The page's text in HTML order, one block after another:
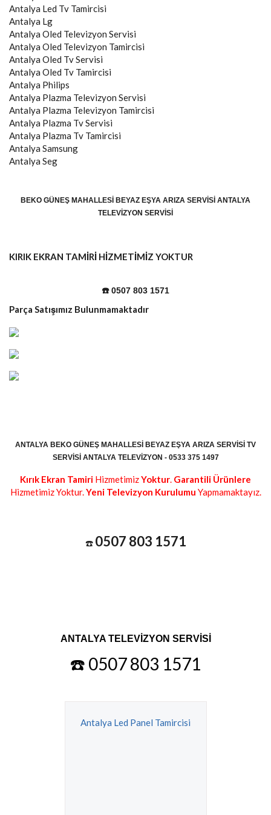
Antalya Led Tv Tamircisi
Antalya Lg
Antalya Oled Televizyon Servisi
Antalya Oled Televizyon Tamircisi
Antalya Oled Tv Servisi
Antalya Oled Tv Tamircisi
Antalya Philips
Antalya Plazma Televizyon Servisi
Antalya Plazma Televizyon Tamircisi
Antalya Plazma Tv Servisi
Antalya Plazma Tv Tamircisi
Antalya Samsung
Antalya Seg
BEKO GÜNEŞ MAHALLESI BEYAZ EŞYA ARIZA SERVISI ANTALYA
TELEVIZYON SERVISI
KIRIK EKRAN TAMİRİ HİZMETİMİZ YOKTUR
☎️ 0507 803 1571
Parça Satışımız Bulunmamaktadır
ANTALYA BEKO GÜNEŞ MAHALLESI BEYAZ EŞYA ARIZA SERVISI TV
SERVISI ANTALYA TELEVIZYON - 0533 375 1497
Kırık Ekran Tamiri HizmetimizYoktur. Garantili Ürünlere
Hizmetimiz Yoktur.Yeni Televizyon Kurulumu Yapmamaktayız.
☎️ 0507 803 1571
ANTALYA TELEVİZYON SERVİSİ
☎️ 0507 803 1571
Antalya Led Panel Tamircisi